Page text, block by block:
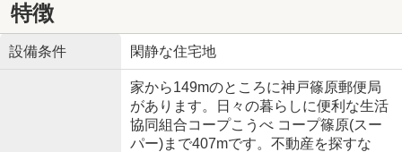
特徴
設備条件 閑静な住宅地
家から149mのところに神戸篠原郵便局
があります。日々の暮らしに便利な生活
協同組合コープこうべ コープ篠原(スー
パー)まで407mです。不動産を探すな